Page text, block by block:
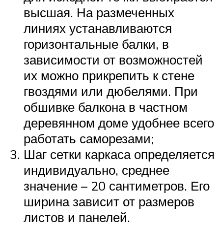
высшая. На размеченных
линиях устанавливаются
горизонтальные балки, в
зависимости от возможностей
их можно прикрепить к стене
гвоздями или дюбелями. При
обшивке балкона в частном
деревянном доме удобнее всего
работать саморезами;
Шаг сетки каркаса определяется
индивидуально, среднее
значение – 20 сантиметров. Его
ширина зависит от размеров
листов и панелей.